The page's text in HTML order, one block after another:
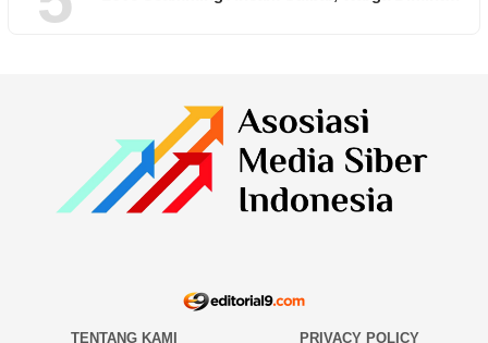
TENTANG KAMI PRIVACY POLICY